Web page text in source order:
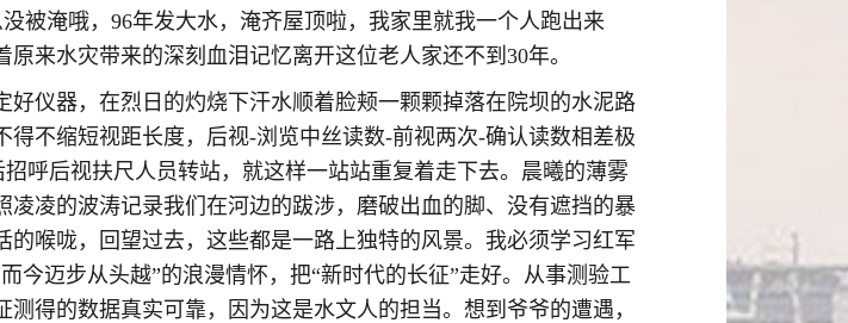
被淹哦，96年发大水，淹齐屋顶啦，我家里就我一个人跑出来
来水灾带来的深刻血泪记忆离开这位老人家还不到30年。
仪器，在烈日的灼烧下汗水顺着脸颊一颗颗掉落在院坝的水泥路
不缩短视距长度，后视-浏览中丝读数-前视两次-确认读数相差极
呼后视扶尺人员转站，就这样一站站重复着走下去。晨曦的薄雾
凌的波涛记录我们在河边的跋涉，磨破出血的脚、没有遮挡的暴
喉咙，回望过去，这些都是一路上独特的风景。我必须学习红军
今迈步从头越”的浪漫情怀，把“新时代的长征”走好。从事测验工
得的数据真实可靠，因为这是水文人的担当。想到爷爷的遭遇，